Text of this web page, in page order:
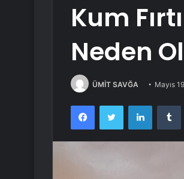
Kum
Neden
ÜMİT SAVĞA Mayıs
FacebookTwitter LinkedIn